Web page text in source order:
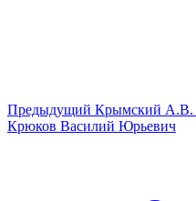
Предыдущий Крымский А.В.
Крюков Василий Юрьевич